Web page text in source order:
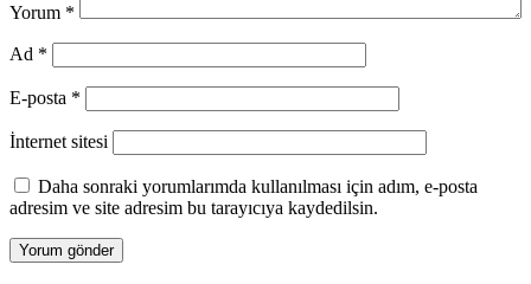
Yorum *
Ad *
E-posta *
İnternet sitesi
Daha sonraki yorumlarımda kullanılması için adım, e-posta
adresim ve site adresim bu tarayıcıya kaydedilsin.